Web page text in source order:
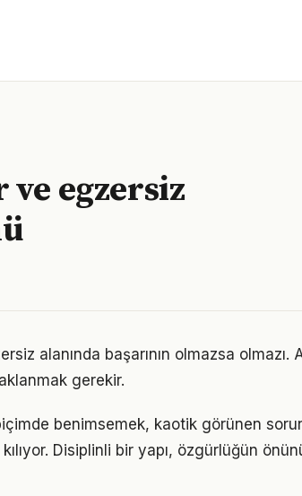
ve egzersiz
alanında başarının olmazsa olmazı.
gerekir.
benimsemek, kaotik görünen
Disiplinli bir yapı, özgürlüğün